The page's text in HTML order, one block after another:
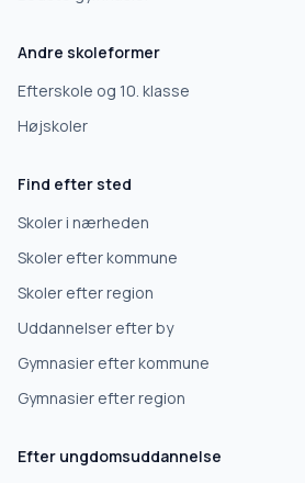
Andre skoleformer
Efterskole og 10. klasse
Højskoler
Find efter sted
Skoler i nærheden
Skoler efter kommune
Skoler efter region
Uddannelser efter by
Gymnasier efter kommune
Gymnasier efter region
Efter ungdomsuddannelse